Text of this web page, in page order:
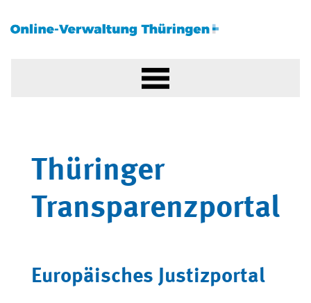
Thüringer
Transparenzportal
Europäisches Justizportal